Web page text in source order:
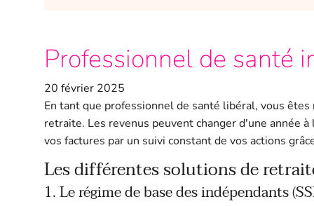
Professionnel de santé
20 février 2025
En tant que professionnel de santé libéral, vous
retraite. Les revenus peuvent changer d'une année
vos factures par un suivi constant de vos actions
Les différentes solutions de
1. Le régime de base des indépendants